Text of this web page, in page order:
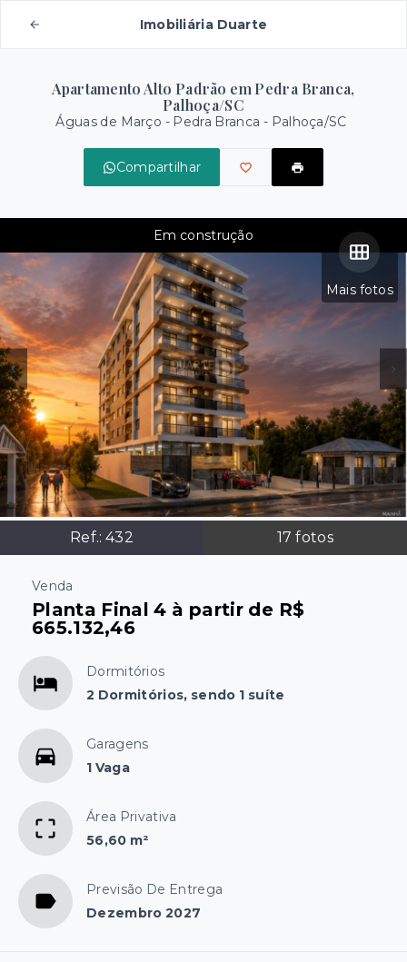
Imobiliária Duarte
Apartamento Alto Padrão em Pedra Branca,
Palhoça/SC
Águas de Março - Pedra Branca - Palhoça/SC
Compartilhar
Mais fotos
Ref.:432 17 fotos
Em construção
Venda
Planta Final 4 à partir de R$
665.132,46
Dormitórios
2 Dormitórios, sendo 1 suíte
Garagens
1 Vaga
Área Privativa
56,60 m²
Previsão De Entrega
Dezembro 2027